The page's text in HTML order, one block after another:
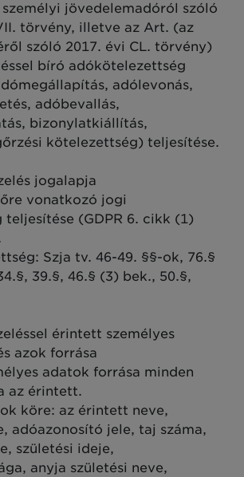
jövedelemadóról szóló
törvény, illetve az Art. (az
szóló 2017. évi CL. törvény)
bíró adókötelezettség
adólevonás,
adóbevallás,
bizonylatkiállítás,
kötelezettség) teljesítése.
jogalapja
vonatkozó jogi
(GDPR 6. cikk (1)
Szja tv. 46-49. §§-ok, 76.§
39.§, 46.§ (3) bek., 50.§,
érintett személyes
azok forrása
adatok forrása minden
az érintett.
köre: az érintett neve,
adóazonosító jele, taj száma,
születési ideje,
anyja születési neve,